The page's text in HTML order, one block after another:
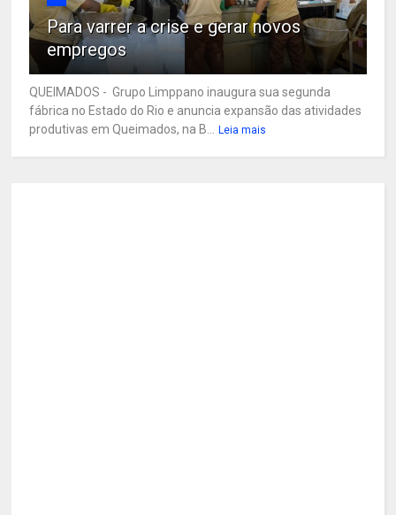
Para varrer a crise e gerar novos
empregos
QUEIMADOS - Grupo Limppano inaugura sua segunda
fábrica no Estado do Rio e anuncia expansão das atividades
produtivas em Queimados, na B...
Leia mais